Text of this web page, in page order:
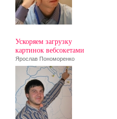
Ускоряем загрузку
картинок вебсокетами
Ярослав Пономоренко